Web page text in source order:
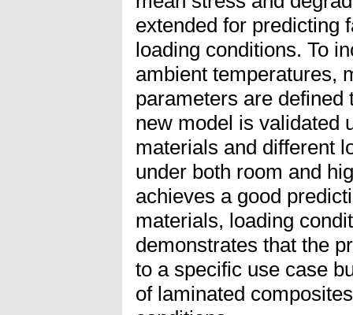
extended for predicting
loading conditions. To
ambient temperatures,
parameters are defined
new model is validated
materials and different
under both room and
achieves a good
materials, loading
demonstrates that the
to a specific use case
of laminated